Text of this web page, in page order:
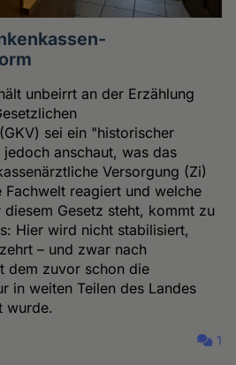
unbeirrt an der Erzählung
sei ein "historischer
anschaut, was das
Versorgung (Zi)
reagiert und welche
Gesetz steht, kommt zu
Hier wird nicht stabilisiert,
– und zwar nach
dem zuvor schon die
in weiten Teilen des Landes
wurde.
1